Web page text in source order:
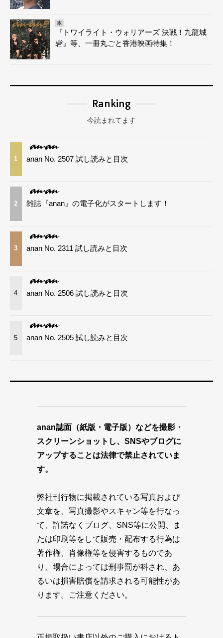
本
『トワイライト・ウォリアーズ 決戦！九龍城
砦』等、一冊丸ごと香港映画特集！
Ranking
今読まれてます
1 anan No. 2507 試し読みと目次
2 雑誌『anan』の電子化がスタートします！
3 anan No. 2311 試し読みと目次
4 anan No. 2506 試し読みと目次
5 anan No. 2505 試し読みと目次
anan誌面（紙版・電子版）などを撮影・
スクリーンショットし、SNSやブログに
アップすることは法律で禁止されていま
す。
弊社刊行物に掲載されている写真および
文章を、写真撮影やスキャン等を行なっ
て、許諾なくブログ、SNS等に公開、ま
たは印刷等をして販売・配布する行為は
著作権、肖像権等を侵害するものであ
り、場合によっては刑事罰が科され、あ
るいは損害賠償を請求される可能性があ
ります。ご注意ください。